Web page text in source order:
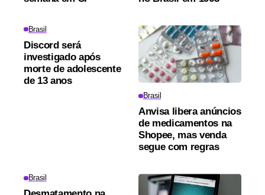
Brasil
Discord será
investigado após
morte de adolescente
de 13 anos
Brasil
Anvisa libera anúncios
de medicamentos na
Shopee, mas venda
segue com regras
Brasil